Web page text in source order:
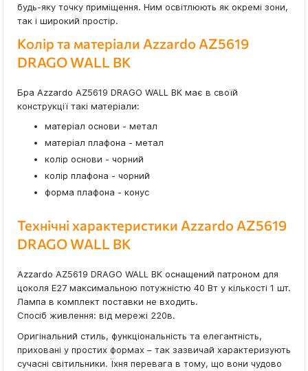
будь-яку точку приміщення. Ним освітлюють як окремі зони,
так і широкий простір.
Колір та матеріали Azzardo AZ5619
DRAGO WALL BK
Бра Azzardo AZ5619 DRAGO WALL BK має в своїй
конструкції такі матеріали:
матеріал основи - метал
матеріал плафона - метал
колір основи - чорний
колір плафона - чорний
форма плафона - конус
Технічні характеристики Azzardo AZ5619
DRAGO WALL BK
Azzardo AZ5619 DRAGO WALL BK оснащений патроном для
цоколя E27 максимальною потужністю 40 Вт у кількості 1 шт.
Лампа в комплект поставки не входить.
Спосіб живлення: від мережі 220в.
Оригінальний стиль, функціональність та елегантність,
приховані у простих формах – так зазвичай характеризують
сучасні світильники. Їхня перевага в тому, що вони чудово